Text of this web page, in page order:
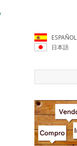
ESPAÑOL
日本語